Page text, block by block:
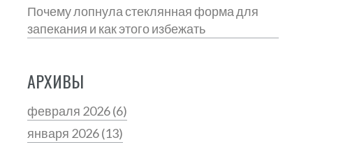
Почему лопнула стеклянная форма для
запекания и как этого избежать
АРХИВЫ
февраля 2026(6)
января 2026(13)